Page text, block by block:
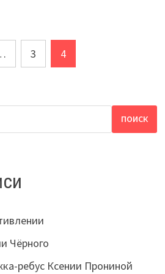
3 4
ПОИСК
Чёрного
ребус Ксении Прониной